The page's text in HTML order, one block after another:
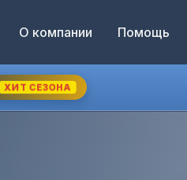
О компании Помощь
ХИТ СЕЗОНА